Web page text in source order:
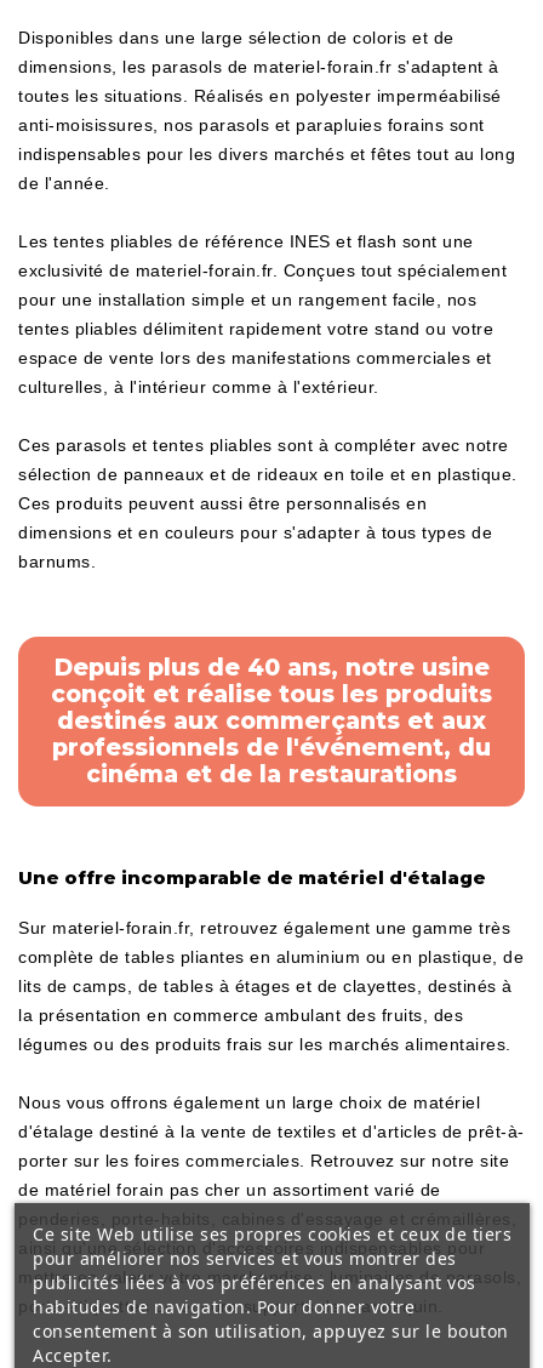
Disponibles dans une large sélection de coloris et de
dimensions, les parasols de materiel-forain.fr s'adaptent à
toutes les situations. Réalisés en polyester imperméabilisé
anti-moisissures, nos parasols et parapluies forains sont
indispensables pour les divers marchés et fêtes tout au long
de l'année.
Les tentes pliables de référence INES et flash sont une
exclusivité de materiel-forain.fr. Conçues tout spécialement
pour une installation simple et un rangement facile, nos
tentes pliables délimitent rapidement votre stand ou votre
espace de vente lors des manifestations commerciales et
culturelles, à l'intérieur comme à l'extérieur.
Ces parasols et tentes pliables sont à compléter avec notre
sélection de panneaux et de rideaux en toile et en plastique.
Ces produits peuvent aussi être personnalisés en
dimensions et en couleurs pour s'adapter à tous types de
barnums.
Depuis plus de 40 ans, notre usine
conçoit et réalise tous les produits
destinés aux commerçants et aux
professionnels de l'événement, du
cinéma et de la restaurations
Une offre incomparable de matériel d'étalage
Sur materiel-forain.fr, retrouvez également une gamme très
complète de tables pliantes en aluminium ou en plastique, de
lits de camps, de tables à étages et de clayettes, destinés à
la présentation en commerce ambulant des fruits, des
légumes ou des produits frais sur les marchés alimentaires.
Nous vous offrons également un large choix de matériel
d'étalage destiné à la vente de textiles et d'articles de prêt-à-
porter sur les foires commerciales. Retrouvez sur notre site
de matériel forain pas cher un assortiment varié de
penderies, porte-habits, cabines d'essayage et crémaillères,
ainsi qu'une sélection d'accessoires indispensables pour
mettre en valeur votre marchandise : luminaires de parasols,
porte-étiquettes ou encore supports de mannequin.
Ce site Web utilise ses propres cookies et ceux de tiers
pour améliorer nos services et vous montrer des
publicités liées à vos préférences en analysant vos
habitudes de navigation. Pour donner votre
consentement à son utilisation, appuyez sur le bouton
Accepter.